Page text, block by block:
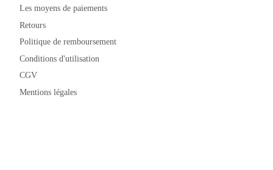
Les moyens de paiements
Retours
Politique de remboursement
Conditions d'utilisation
CGV
Mentions légales